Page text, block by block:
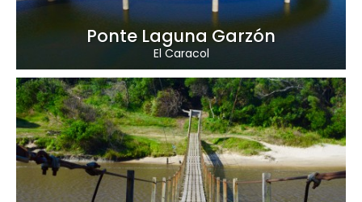
Ponte Laguna Garzón
El Caracol